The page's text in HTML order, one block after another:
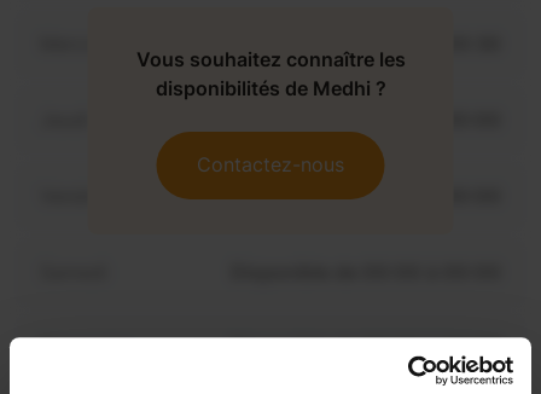
Disponible de 00:00 à 00:00
Vous souhaitez connaître les
disponibilités de Medhi ?
Contactez-nous